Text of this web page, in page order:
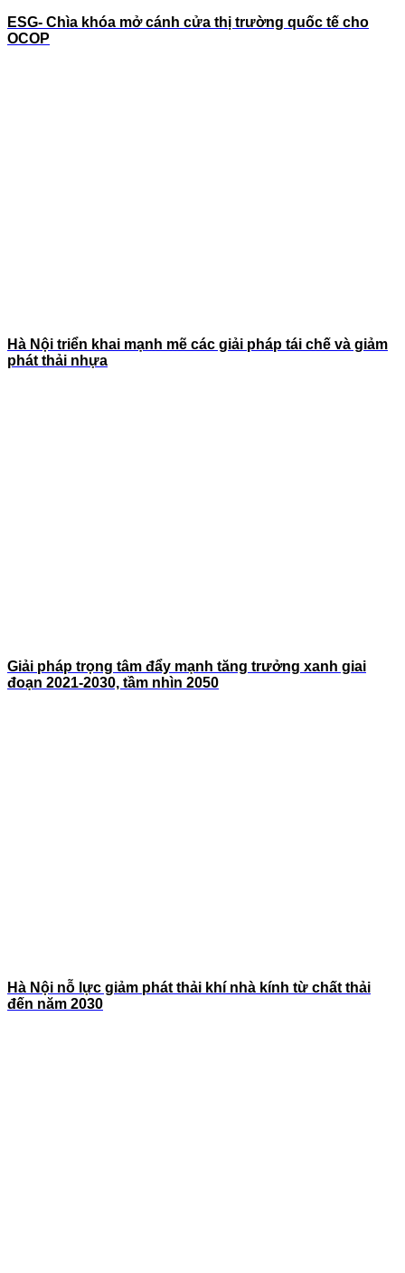
ESG- Chìa khóa mở cánh cửa thị trường quốc tế cho
OCOP
Hà Nội triển khai mạnh mẽ các giải pháp tái chế và giảm
phát thải nhựa
Giải pháp trọng tâm đẩy mạnh tăng trưởng xanh giai
đoạn 2021-2030, tầm nhìn 2050
Hà Nội nỗ lực giảm phát thải khí nhà kính từ chất thải
đến năm 2030